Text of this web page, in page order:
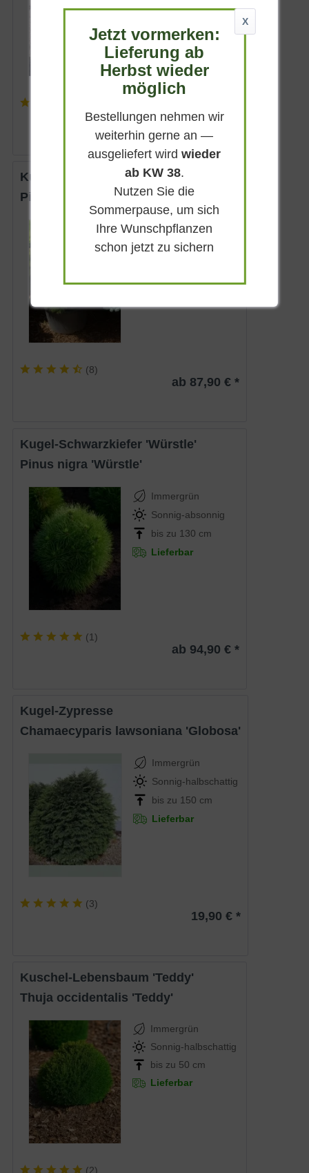
ab 89,90 € *
Kugel-Schwarzkiefer 'Brepo'
Pinus nigra 'Brepo'
Immergrün
Sonnig-absonnig
Lieferbar
(8)
ab 87,90 € *
Kugel-Schwarzkiefer 'Würstle'
Pinus nigra 'Würstle'
Immergrün
Sonnig-absonnig
bis zu 130 cm
Lieferbar
(1)
ab 94,90 € *
Kugel-Zypresse
Chamaecyparis lawsoniana 'Globosa'
Immergrün
Sonnig-halbschattig
bis zu 150 cm
Lieferbar
(3)
19,90 € *
Kuschel-Lebensbaum 'Teddy'
Thuja occidentalis 'Teddy'
Immergrün
Sonnig-halbschattig
bis zu 50 cm
Lieferbar
(2)
X
Jetzt vormerken:
Lieferung ab
Herbst wieder
möglich
Bestellungen nehmen wir
weiterhin gerne an —
ausgeliefert wirdwieder
ab KW 38.
Nutzen Sie die
Sommerpause, um sich
Ihre Wunschpflanzen
schon jetzt zu sichern